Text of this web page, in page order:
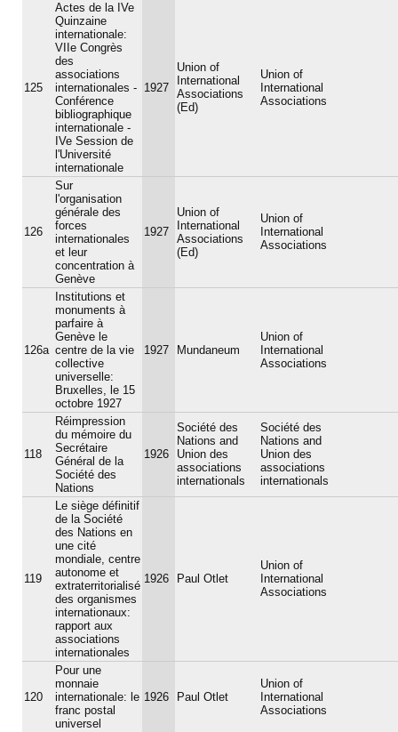
125
Actes de la IVe
Quinzaine
internationale:
VIIe Congrès
des
associations
internationales -
Conférence
bibliographique
internationale -
IVe Session de
l'Université
internationale
1927
Union of
International
Associations
(Ed)
Union of
International
Associations
126
Sur
l'organisation
générale des
forces
internationales
et leur
concentration à
Genève
1927
Union of
International
Associations
(Ed)
Union of
International
Associations
126a
Institutions et
monuments à
parfaire à
Genève le
centre de la vie
collective
universelle:
Bruxelles, le 15
octobre 1927
1927 Mundaneum
Union of
International
Associations
118
Réimpression
du mémoire du
Secrétaire
Général de la
Société des
Nations
1926
Société des
Nations and
Union des
associations
internationals
Société des
Nations and
Union des
associations
internationals
119
Le siège définitif
de la Société
des Nations en
une cité
mondiale, centre
autonome et
extraterritorialisé
des organismes
internationaux:
rapport aux
associations
internationales
1926 Paul Otlet
Union of
International
Associations
120
Pour une
monnaie
internationale: le
franc postal
universel
1926 Paul Otlet
Union of
International
Associations